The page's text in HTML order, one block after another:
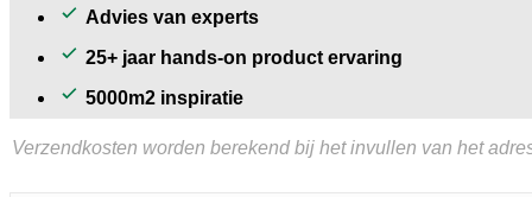
Advies van experts
25+ jaar hands-on product ervaring
5000m2 inspiratie
Verzendkosten worden berekend bij het invullen van het